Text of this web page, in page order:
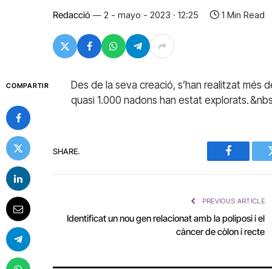
Redacció 2 - mayo - 2023 · 12:25 1 Min Read
COMPARTIR
Des de la seva creació, s’han realitzat més
quasi 1.000 nadons han estat explorats.
SHARE.
Facebook
PREVIOUS ARTICLE
Identificat un nou gen relacionat amb la poliposi i el
càncer de còlon i recte